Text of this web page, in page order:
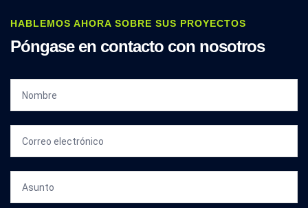
HABLEMOS AHORA SOBRE SUS PROYECTOS
Póngase en contacto con nosotros